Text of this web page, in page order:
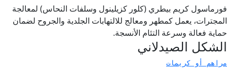
فورماسول كريم بيطري (كلور كزيلينول وسلفات النحاس) لمعالجة
المجترات، يعمل كمطهر ومعالج للالتهابات الجلدية والجروح لضمان
حماية فعالة وسرعة التئام الأنسجة.
الشكل الصيدلاني
مراهم أو كريمات